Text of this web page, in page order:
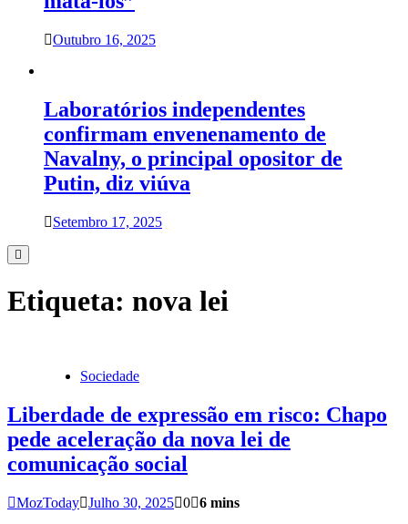
Outubro 16, 2025
Laboratórios independentes
confirmam envenenamento de
Navalny, o principal opositor de
Putin, diz viúva
Setembro 17, 2025
Etiqueta: nova lei
Sociedade
Liberdade de expressão em risco: Chapo
pede aceleração da nova lei de
comunicação social
MozToday Julho 30, 2025 0 6 mins